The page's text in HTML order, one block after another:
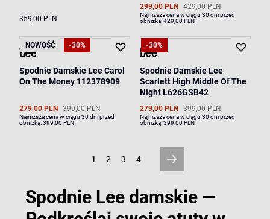
359,00 PLN
299,00 PLN 429,00 PLN
Najniższa cena w ciągu 30 dni przed
obniżką:429,00 PLN
NOWOŚĆ -30%
Spodnie Damskie Lee Carol
On The Money 112378909
279,00 PLN 399,00 PLN
Najniższa cena w ciągu 30 dni przed
obniżką:399,00 PLN
-30%
Spodnie Damskie Lee
Scarlett High Middle Of The
Night L626GSB42
279,00 PLN 399,00 PLN
Najniższa cena w ciągu 30 dni przed
obniżką:399,00 PLN
1 2 3 4
Spodnie Lee damskie —